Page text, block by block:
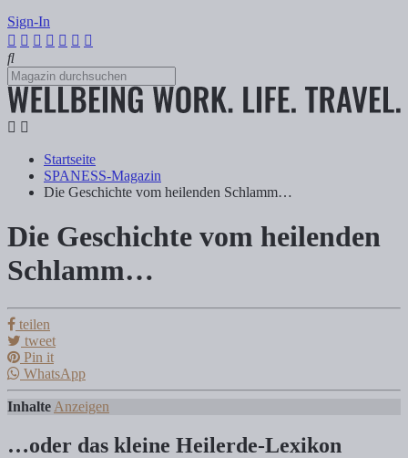
Sign-In
Startseite
SPANESS-Magazin
Die Geschichte vom heilenden Schlamm…
Die Geschichte vom heilenden Schlamm…
Tanja Klindworth
Inhalte Anzeigen 1) …oder das kleine Heilerde-Lexikon 2) Fango –
Die Geschichte vom heilenden
Schlamm…
teilen
tweet
Pin it
WhatsApp
Inhalte Anzeigen
…oder das kleine Heilerde-Lexikon